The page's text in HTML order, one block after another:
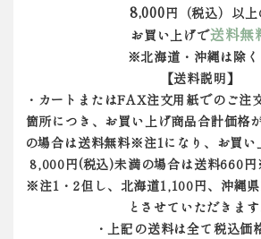
8,000円（税込）以上
お買い上げで送料無
※北海道・沖縄は除
【送料説明】
・カートまたはFAX注文用紙でのご注
箇所につき、お買い上げ商品合計価格
の場合は送料無料※注1になり、お買い
8,000円(税込)未満の場合は送料660円
※注1・2但し、北海道1,100円、沖縄
とさせていただきます
・上記の送料は全て税込価